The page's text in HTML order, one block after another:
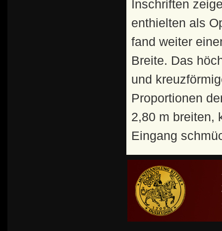
Inschriften
enthielten als
fand weiter
Breite. Das
und
Proportionen
2,80 m breiten,
Eingang